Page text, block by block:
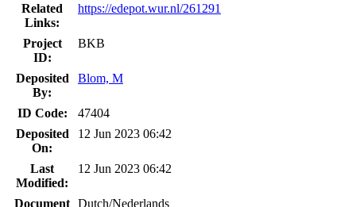
Related
Links:
https://edepot.wur.nl/261291
Project
ID:
BKB
Deposited
By:
Blom, M
ID Code:
47404
Deposited
On:
12 Jun 2023 06:42
Last
Modified:
12 Jun 2023 06:42
Document Dutch/Nederlands